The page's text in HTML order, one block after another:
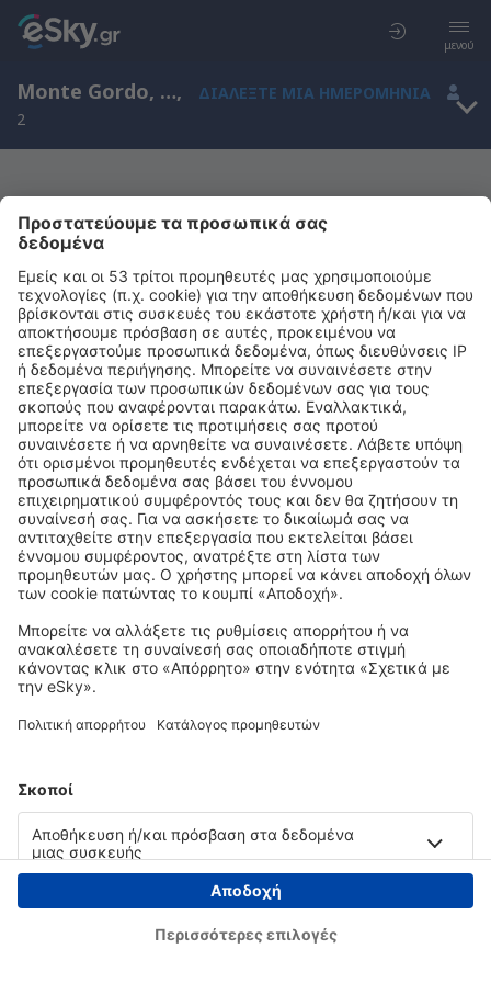
μενού
Monte Gordo, Faro, Πορτογαλία,
ΔΙΑΛΈΞΤΕ ΜΙΑ ΗΜΕΡΟΜΗΝΊΑ
2
Μας συγχωρείτε, δεν υπάρχουν
αποτελέσματα για την αναζήτησή σας
Προσπαθήστε να κάνετε αναζήτηση με διαφορετικά κριτήρια
Copyright © eSky.gr. Με την επιφύλαξη παντός νομίμου δικαιώματος.